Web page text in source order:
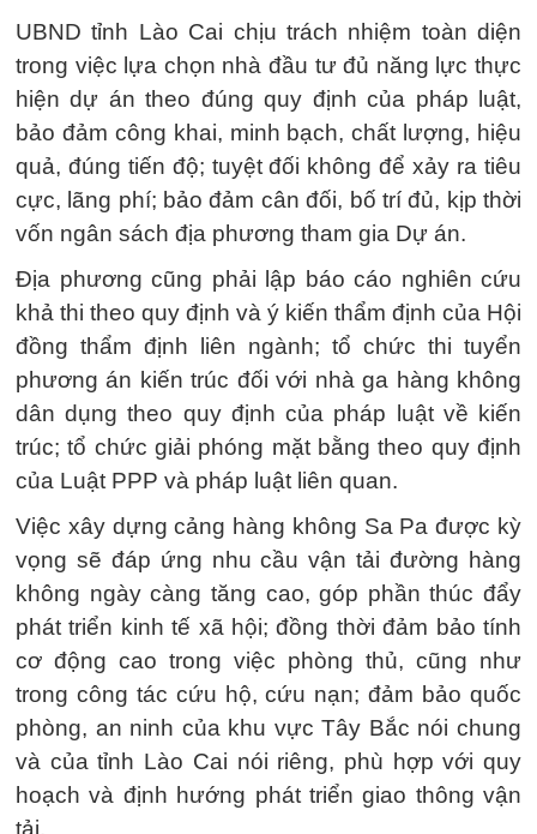
UBND tỉnh Lào Cai chịu trách nhiệm toàn diện
trong việc lựa chọn nhà đầu tư đủ năng lực thực
hiện dự án theo đúng quy định của pháp luật,
bảo đảm công khai, minh bạch, chất lượng, hiệu
quả, đúng tiến độ; tuyệt đối không để xảy ra tiêu
cực, lãng phí; bảo đảm cân đối, bố trí đủ, kịp thời
vốn ngân sách địa phương tham gia Dự án.
Địa phương cũng phải lập báo cáo nghiên cứu
khả thi theo quy định và ý kiến thẩm định của Hội
đồng thẩm định liên ngành; tổ chức thi tuyển
phương án kiến trúc đối với nhà ga hàng không
dân dụng theo quy định của pháp luật về kiến
trúc; tổ chức giải phóng mặt bằng theo quy định
của Luật PPP và pháp luật liên quan.
Việc xây dựng cảng hàng không Sa Pa được kỳ
vọng sẽ đáp ứng nhu cầu vận tải đường hàng
không ngày càng tăng cao, góp phần thúc đẩy
phát triển kinh tế xã hội; đồng thời đảm bảo tính
cơ động cao trong việc phòng thủ, cũng như
trong công tác cứu hộ, cứu nạn; đảm bảo quốc
phòng, an ninh của khu vực Tây Bắc nói chung
và của tỉnh Lào Cai nói riêng, phù hợp với quy
hoạch và định hướng phát triển giao thông vận
tải.